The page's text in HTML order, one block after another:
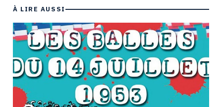
À LIRE AUSSI